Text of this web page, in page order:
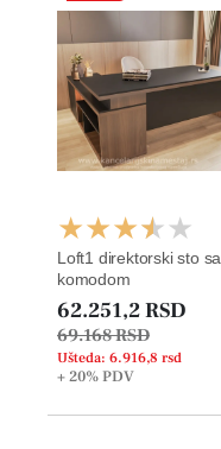
Loft1 direktorski sto sa
komodom
62.251,2 RSD
69.168 RSD
Ušteda: 6.916,8 rsd
+ 20%PDV